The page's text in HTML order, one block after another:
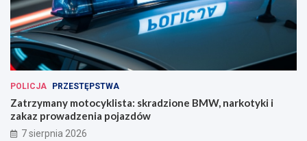
POLICJA PRZESTĘPSTWA
Zatrzymany motocyklista: skradzione BMW, narkotyki i
zakaz prowadzenia pojazdów
7 sierpnia 2026